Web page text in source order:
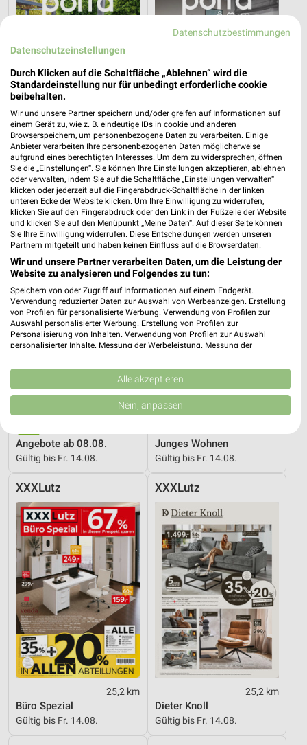
14,7 km
Gartenmöbel 2026
Gültig 2026
14,7 km
Super Sale
Gültig bis Sa. 22.08.
XXXLutz
Angebote ab 08.08.
Gültig bis Fr. 14.08.
XXXLutz
Junges Wohnen
Gültig bis Fr. 14.08.
XXXLutz
25,2 km
Büro Spezial
Gültig bis Fr. 14.08.
XXXLutz
25,2 km
Dieter Knoll
Gültig bis Fr. 14.08.
Datenschutzbestimmungen
Datenschutzeinstellungen
Durch Klicken auf die Schaltfläche „Ablehnen“ wird die
Standardeinstellung nur für unbedingt erforderliche cookie
beibehalten.
Wir und unsere Partner speichern und/oder greifen auf Informationen auf
einem Gerät zu, wie z. B. eindeutige IDs in cookie und anderen
Browserspeichern, um personenbezogene Daten zu verarbeiten. Einige
Anbieter verarbeiten Ihre personenbezogenen Daten möglicherweise
aufgrund eines berechtigten Interesses. Um dem zu widersprechen, öffnen
Sie die „Einstellungen“. Sie können Ihre Einstellungen akzeptieren, ablehnen
oder verwalten, indem Sie auf die Schaltfläche „Einstellungen verwalten“
klicken oder jederzeit auf die Fingerabdruck-Schaltfläche in der linken
unteren Ecke der Website klicken. Um Ihre Einwilligung zu widerrufen,
klicken Sie auf den Fingerabdruck oder den Link in der Fußzeile der Website
und klicken Sie auf den Menüpunkt „Meine Daten“. Auf dieser Seite können
Sie Ihre Einwilligung widerrufen. Diese Entscheidungen werden unseren
Partnern mitgeteilt und haben keinen Einfluss auf die Browserdaten.
Wir und unsere Partner verarbeiten Daten, um die Leistung der
Website zu analysieren und Folgendes zu tun:
Speichern von oder Zugriff auf Informationen auf einem Endgerät.
Verwendung reduzierter Daten zur Auswahl von Werbeanzeigen. Erstellung
von Profilen für personalisierte Werbung. Verwendung von Profilen zur
Auswahl personalisierter Werbung. Erstellung von Profilen zur
Personalisierung von Inhalten. Verwendung von Profilen zur Auswahl
personalisierter Inhalte. Messung der Werbeleistung. Messung der
Kombinationen von Daten aus verschiedenen Quellen. Entwicklung und
Verbesserung der Angebote. Verwendung reduzierter Daten zur Auswahl
von Inhalten.
Daten können außerhalb der Europäischen Union weitergegeben und in die
Website/App.
Partnerliste anzeigen (1 IAB-Anbieter)
IAB-Verarbeitungszwecke:
Speichern von oder Zugriff auf Informationen
auf einem Endgerät
Verwendung reduzierter Daten zur Auswahl von
Werbeanzeigen
Erstellung von Profilen für personalisierte
Werbung
Verwendung von Profilen zur Auswahl
personalisierter Werbung
Erstellung von Profilen zur Personalisierung
von Inhalten
Verwendung von Profilen zur Auswahl
personalisierter Inhalte
Alle akzeptieren
Nein, anpassen